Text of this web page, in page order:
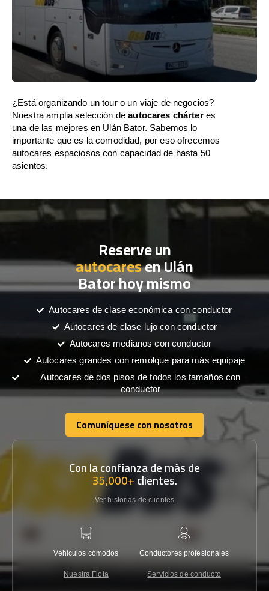
¿Está organizando un tour o un viaje de negocios?
Nuestra amplia selección deautocares chárteres
una de las mejores en Ulán Bator. Sabemos lo
importante que es la comodidad, por eso ofrecemos
autocares espaciosos con capacidad de hasta 50
asientos.
Reserve un
autocaresen Ulán
Bator hoy mismo
Autocares de clase económica con conductor
Autocares de clase lujo con conductor
Autocares medianos con conductor
Autocares grandes con remolque para más equipaje
Autocares de dos pisos de todos los tamaños con
conductor
Comuníquese con nosotros
Comuníquese con nosotros
Con la confianza de más de
35,000+clientes.
Ver historias de clientes
Vehículos cómodos
Nuestra Flota
Conductores profesionales
Servicios de conducto